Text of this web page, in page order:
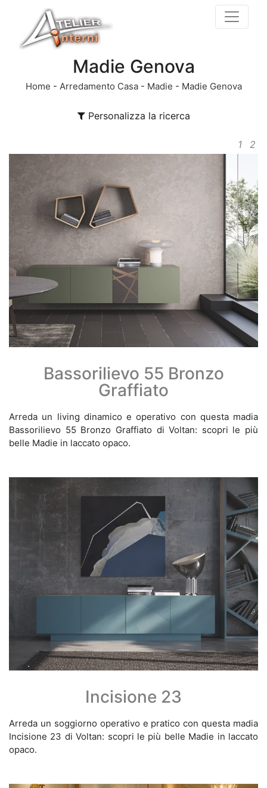
Madie Genova
Home - Arredamento Casa- Madie - Madie Genova
Personalizza la ricerca
1 2
Bassorilievo 55 Bronzo
Graffiato
Arreda un living dinamico e operativo con questa madia
Bassorilievo 55 Bronzo Graffiato di Voltan: scopri le più
belle Madie in laccato opaco.
Incisione 23
Arreda un soggiorno operativo e pratico con questa madia
Incisione 23 di Voltan: scopri le più belle Madie in laccato
opaco.